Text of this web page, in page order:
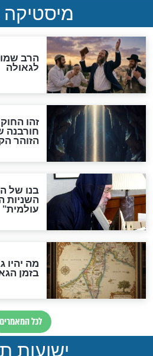
"לפני
והכחשה
האמונה"
האם לאחר
אפשר לחזור
לכל המאמרים
להמתקת